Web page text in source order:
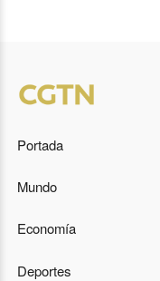
Portada
Mundo
Economía
Deportes